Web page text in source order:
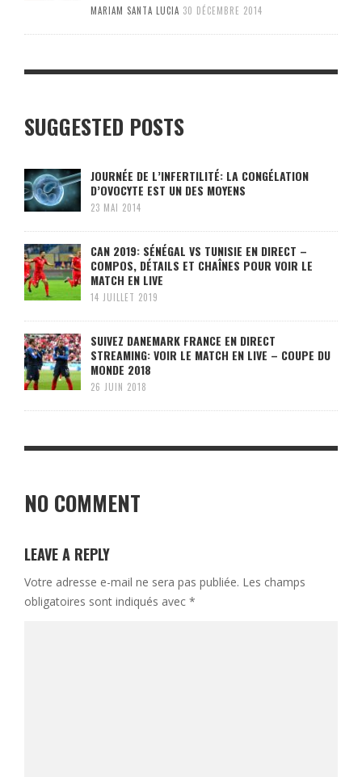
MARIAM SANTA LUCIA 30 DÉCEMBRE 2014
SUGGESTED POSTS
JOURNÉE DE L’INFERTILITÉ: LA CONGÉLATION
D’OVOCYTE EST UN DES MOYENS
23 MAI 2014
CAN 2019: SÉNÉGAL VS TUNISIE EN DIRECT –
COMPOS, DÉTAILS ET CHAÎNES POUR VOIR LE
MATCH EN LIVE
14 JUILLET 2019
SUIVEZ DANEMARK FRANCE EN DIRECT
STREAMING: VOIR LE MATCH EN LIVE – COUPE DU
MONDE 2018
26 JUIN 2018
NO COMMENT
LEAVE A REPLY
Votre adresse e-mail ne sera pas publiée. Les champs
obligatoires sont indiqués avec *